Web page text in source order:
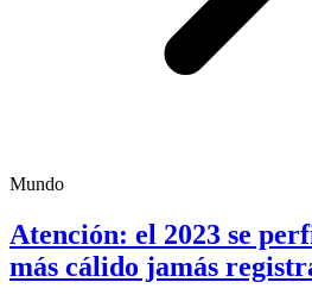
Mundo
Atención: el 2023 se
más cálido jamás